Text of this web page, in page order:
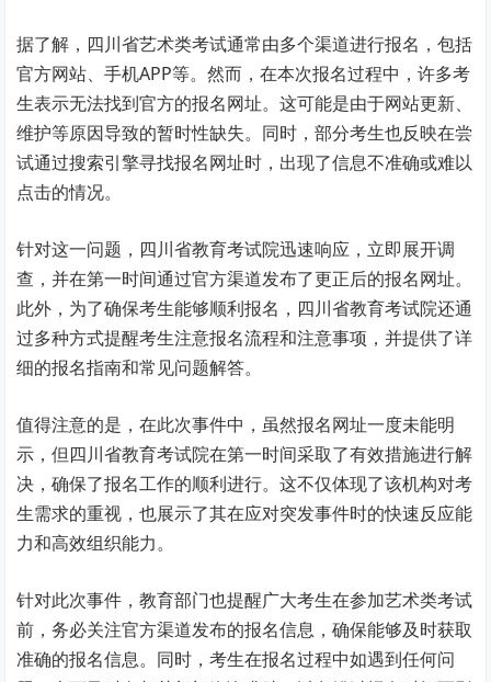
据了解，四川省艺术类考试通常由多个渠道进行报名，包括
官方网站、手机APP等。然而，在本次报名过程中，许多考
生表示无法找到官方的报名网址。这可能是由于网站更新、
维护等原因导致的暂时性缺失。同时，部分考生也反映在尝
试通过搜索引擎寻找报名网址时，出现了信息不准确或难以
点击的情况。
针对这一问题，四川省教育考试院迅速响应，立即展开调
查，并在第一时间通过官方渠道发布了更正后的报名网址。
此外，为了确保考生能够顺利报名，四川省教育考试院还通
过多种方式提醒考生注意报名流程和注意事项，并提供了详
细的报名指南和常见问题解答。
值得注意的是，在此次事件中，虽然报名网址一度未能明
示，但四川省教育考试院在第一时间采取了有效措施进行解
决，确保了报名工作的顺利进行。这不仅体现了该机构对考
生需求的重视，也展示了其在应对突发事件时的快速反应能
力和高效组织能力。
针对此次事件，教育部门也提醒广大考生在参加艺术类考试
前，务必关注官方渠道发布的报名信息，确保能够及时获取
准确的报名信息。同时，考生在报名过程中如遇到任何问